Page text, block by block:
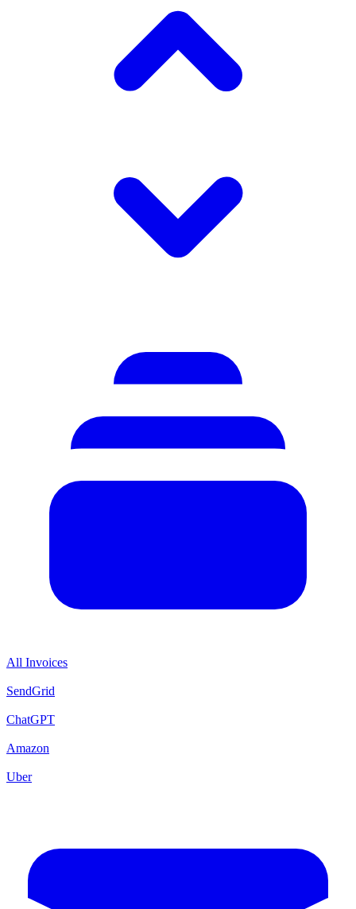
All Invoices
SendGrid
ChatGPT
Amazon
Uber